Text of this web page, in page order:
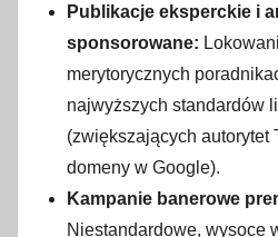
Publikacje eksperckie i
sponsorowane:
merytorycznych
najwyższych standardów
(zwiększających autorytet
domeny w Google).
Kampanie banerowe
Niestandardowe, wysoce